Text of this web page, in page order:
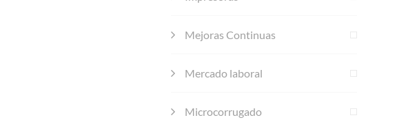
Mejoras Continuas
Mercado laboral
Microcorrugado